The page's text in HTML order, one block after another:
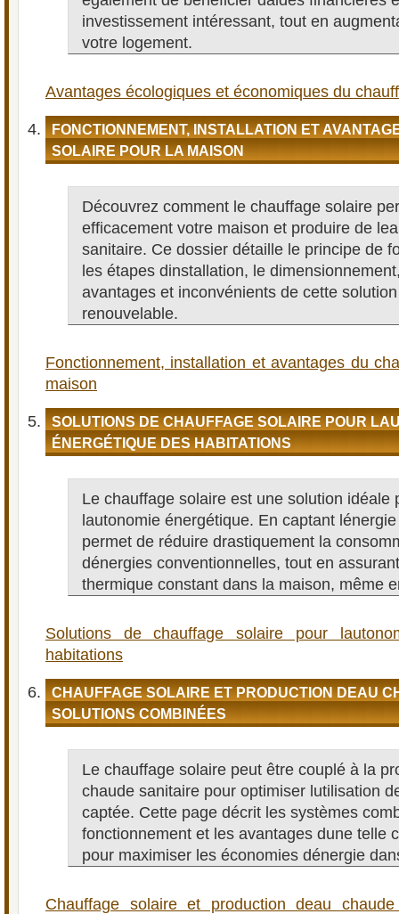
investissement intéressant, tout en
votre logement.
Avantages écologiques et économiques du
FONCTIONNEMENT, INSTALLATION ET
SOLAIRE POUR LA MAISON
Découvrez comment le chauffage solaire
efficacement votre maison et produire de
sanitaire. Ce dossier détaille le principe de
les étapes dinstallation, le
avantages et inconvénients de cette
renouvelable.
Fonctionnement, installation et avantages du
maison
SOLUTIONS DE CHAUFFAGE SOLAIRE POUR
ÉNERGÉTIQUE DES HABITATIONS
Le chauffage solaire est une solution idéale
lautonomie énergétique. En captant
permet de réduire drastiquement la
dénergies conventionnelles, tout en
thermique constant dans la maison, même
Solutions de chauffage solaire pour
habitations
CHAUFFAGE SOLAIRE ET PRODUCTION DEAU
SOLUTIONS COMBINÉES
Le chauffage solaire peut être couplé à la
chaude sanitaire pour optimiser lutilisation
captée. Cette page décrit les systèmes
fonctionnement et les avantages dune telle
pour maximiser les économies dénergie
Chauffage solaire et production deau